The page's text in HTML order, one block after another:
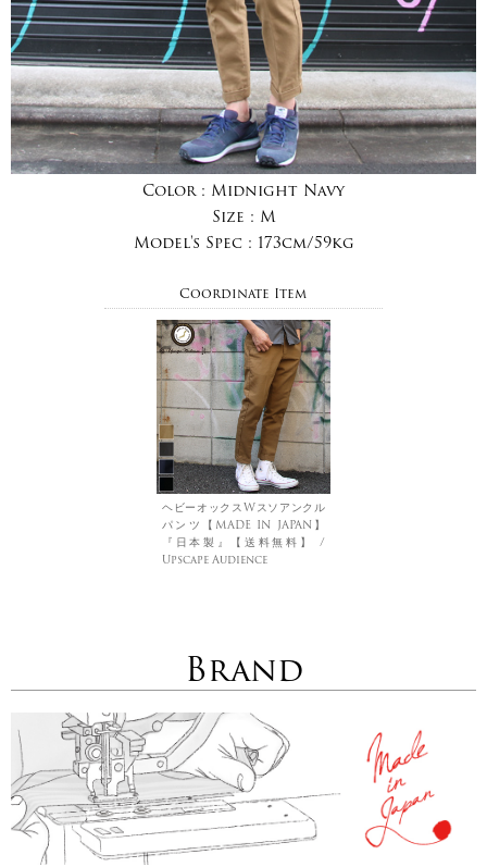
Color : Midnight Navy
Size : M
Model's Spec : 173cm/59kg
Coordinate Item
ヘビーオックスWスソアンクル
パンツ【MADE IN JAPAN】
『日本製』【送料無料】 /
Upscape Audience
Brand